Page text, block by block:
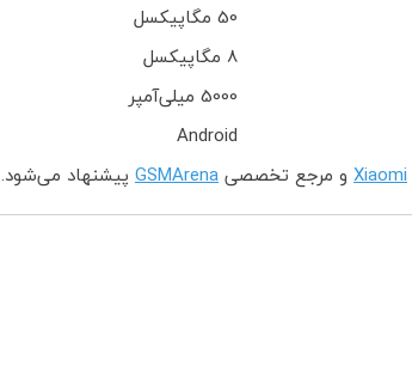
50 مگاپیکسل
8 مگاپیکسل
5000 میلی‌آمپر
Android
Xiaomi و مرجع تخصصیGSMArena پیشنهاد می‌شود.